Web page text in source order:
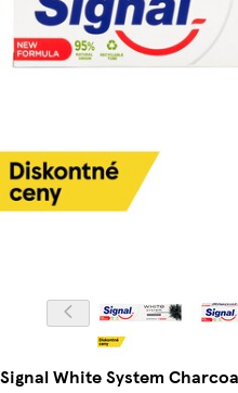
Signal White System